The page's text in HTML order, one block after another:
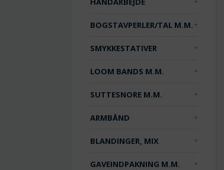
BOGSTAVPERLER/TAL M.M.
SMYKKESTATIVER
LOOM BANDS M.M.
SUTTESNORE M.M.
ARMBÅND
BLANDINGER, MIX
GAVEINDPAKNING M.M.